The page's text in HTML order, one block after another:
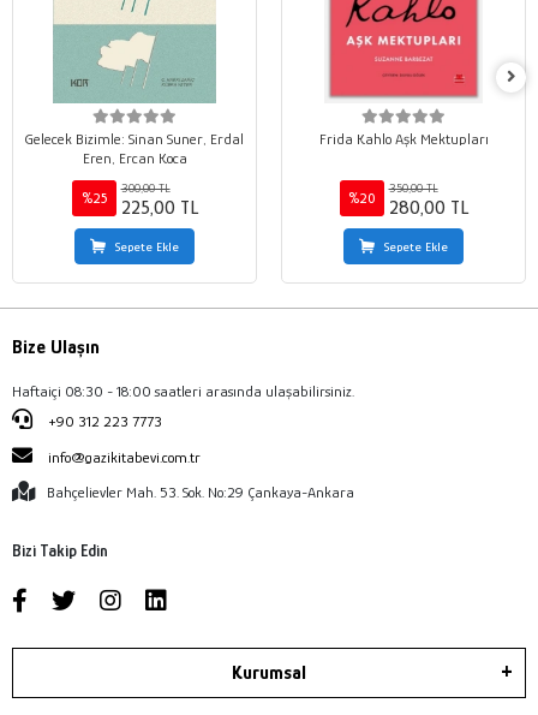
Gelecek Bizimle: Sinan Suner, Erdal
Eren, Ercan Koca
%25
300,00 TL
225,00 TL
Sepete Ekle
Frida Kahlo Aşk Mektupları
%20
350,00 TL
280,00 TL
Sepete Ekle
Bize Ulaşın
Haftaiçi 08:30 - 18:00 saatleri arasında ulaşabilirsiniz.
+90 312 223 7773
info@gazikitabevi.com.tr
Bahçelievler Mah. 53. Sok. No:29 Çankaya-Ankara
Bizi Takip Edin
Kurumsal